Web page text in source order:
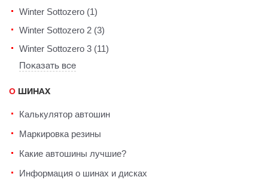
Winter Sottozero (1)
Winter Sottozero 2 (3)
Winter Sottozero 3 (11)
Показать все
О ШИНАХ
Калькулятор автошин
Маркировка резины
Какие автошины лучшие?
Информация о шинах и дисках